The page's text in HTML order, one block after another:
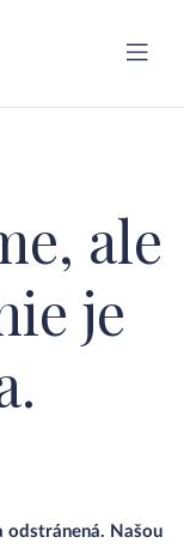
ale
je
odstránená. Našou